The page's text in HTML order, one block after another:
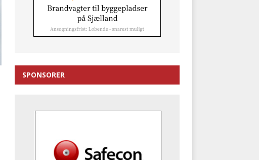
SPONSORER